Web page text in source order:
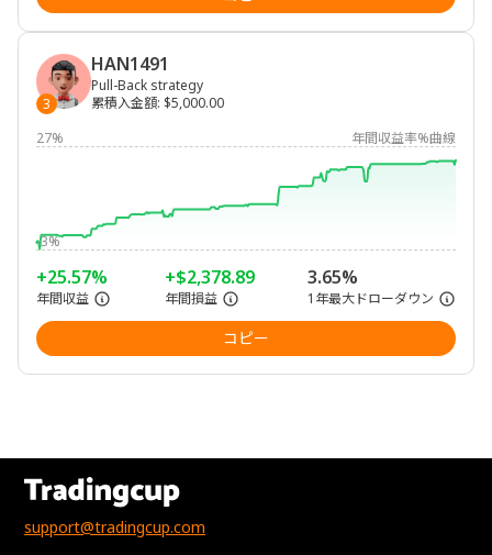
3
HAN1491
Pull-Back strategy
累積入金額: $5,000.00
27%
年間収益率%曲線
-3%
+25.57%
年間収益
+$2,378.89
年間損益
3.65%
1年最大ドローダウン
コピー
support@tradingcup.com